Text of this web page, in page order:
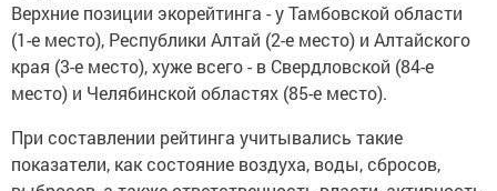
Верхние позиции экорейтинга - у Тамбовской области
(1-е место), Республики Алтай (2-е место) и Алтайского
края (3-е место), хуже всего - в Свердловской (84-е
место) и Челябинской областях (85-е место).
При составлении рейтинга учитывались такие
показатели, как состояние воздуха, воды, сбросов,